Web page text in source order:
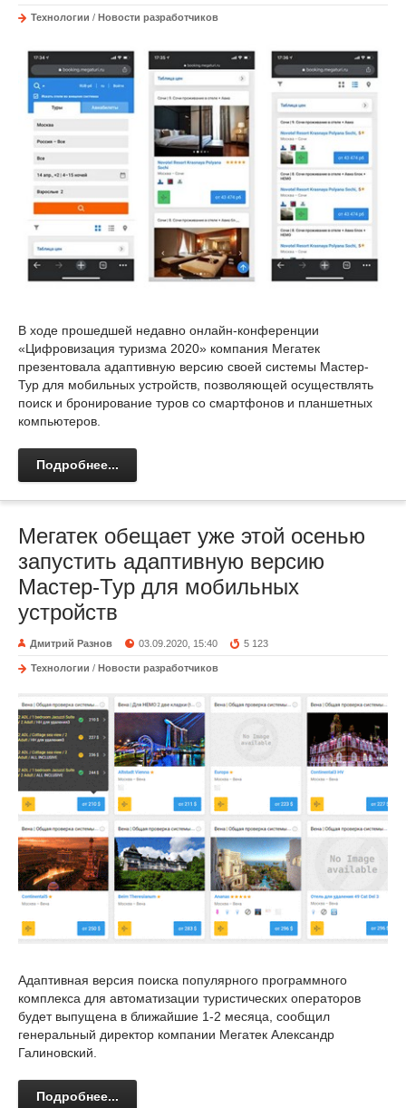
Технологии / Новости разработчиков
В ходе прошедшей недавно онлайн-конференции
«Цифровизация туризма 2020» компания Мегатек
презентовала адаптивную версию своей системы Мастер-
Тур для мобильных устройств, позволяющей осуществлять
поиск и бронирование туров со смартфонов и планшетных
компьютеров.
Подробнее...
Мегатек обещает уже этой осенью
запустить адаптивную версию
Мастер-Тур для мобильных
устройств
Дмитрий Разнов 03.09.2020, 15:40 5 123
Технологии / Новости разработчиков
Адаптивная версия поиска популярного программного
комплекса для автоматизации туристических операторов
будет выпущена в ближайшие 1-2 месяца, сообщил
генеральный директор компании Мегатек Александр
Галиновский.
Подробнее...